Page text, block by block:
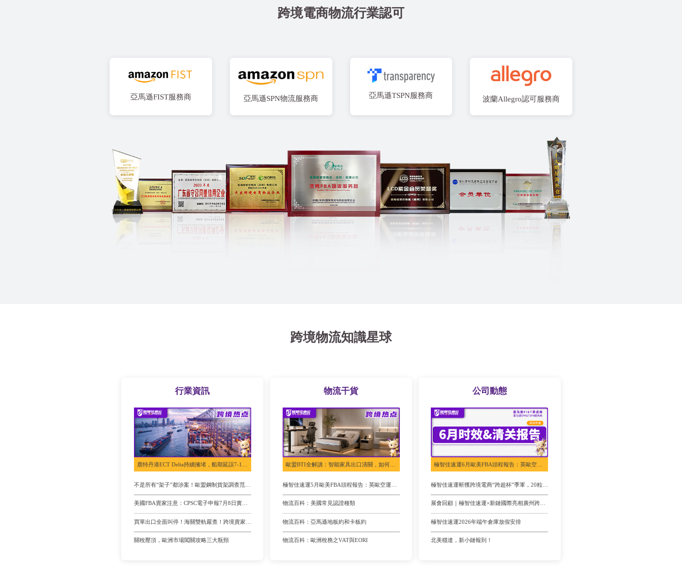
跨境電商物流行業認可
亞馬遜FIST服務商 亞馬遜SPN物流服務商 亞馬遜TSPN服務商 波蘭Allegro認可服務商
跨境物流知識星球
行業資訊
不是所有“架子”都涉案！歐盟鋼制貨架調查范圍一次說清
美國FBA賣家注意：CPSC電子申報7月8日實施，請自查產品認證
關稅壓頂，歐洲市場闖關攻略三大瓶頸
物流干貨
歐盟BTI全解讀：智能家具出口清關，如何提前規避歸類爭議與補稅風險？
物流百科：美國常見認證種類
物流百科：亞馬遜地板約和卡板約
物流百科：歐洲稅務之VAT與EORI
公司動態
極智佳速運2026年端午倉庫放假安排
北美穩達，新小鏈報到！